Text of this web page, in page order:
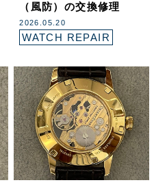
（風防）の交換修理
2026.05.20
WATCH REPAIR